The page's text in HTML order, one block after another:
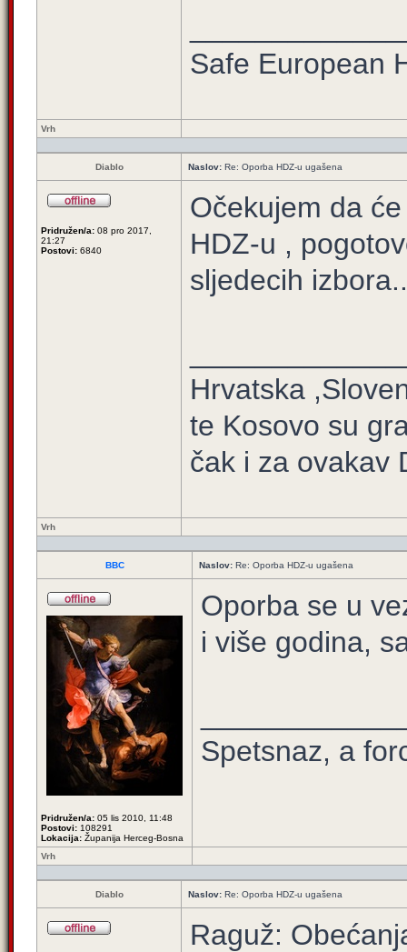
Safe European
Vrh
Diablo Naslov: Re: Oporba HDZ-u ugašena
Pridružen/a: 08 pro 2017,
21:27
Postovi: 6840
Očekujem da
HDZ-u ,
sljedecih
Hrvatska
te Kosovo su
čak i za ovakav
Vrh
BBC Naslov: Re: Oporba HDZ-u ugašena
Pridružen/a: 05 lis 2010, 11:48
Postovi: 108291
Lokacija: Županija Herceg-Bosna
Oporba se u
i više godina,
Spetsnaz, a
Vrh
Diablo Naslov: Re: Oporba HDZ-u ugašena
Raguž: